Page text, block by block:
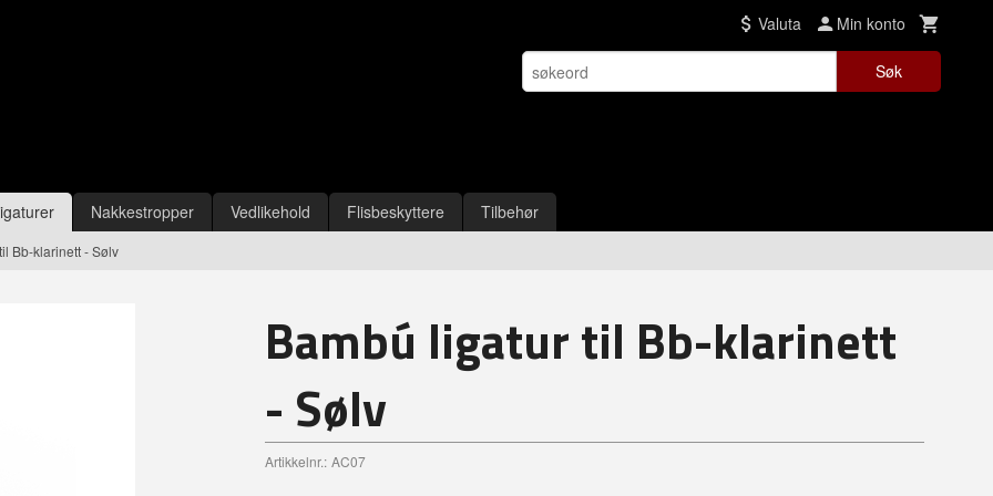
Valuta Min konto
Søk
Nakkestropper Vedlikehold Flisbeskyttere Tilbehør
Bb-klarinett - Sølv
Bambú ligatur til Bb-klarinett
- Sølv
Artikkelnr.: AC07